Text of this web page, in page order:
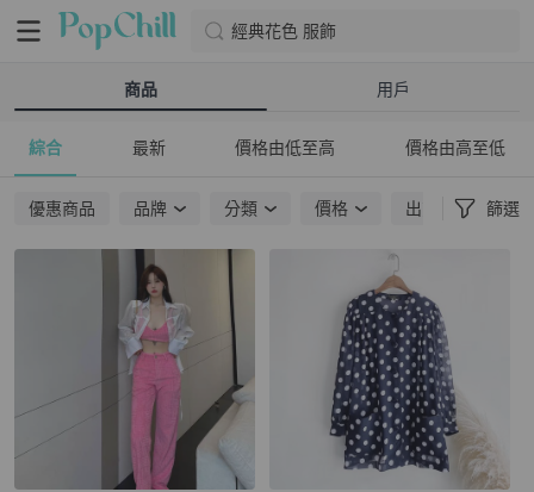
經典花色 服飾
商品 用戶
綜合 最新 價格由低至高 價格由高至低
優惠商品 品牌 分類 價格 出貨地點 篩選